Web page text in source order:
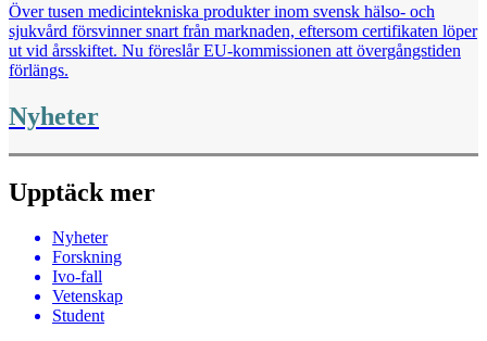
Över tusen medicintekniska produkter inom svensk hälso- och
sjukvård försvinner snart från marknaden, eftersom certifikaten löper
ut vid årsskiftet. Nu föreslår EU-kommissionen att övergångstiden
förlängs.
Nyheter
Upptäck mer
Nyheter
Forskning
Ivo-fall
Vetenskap
Student